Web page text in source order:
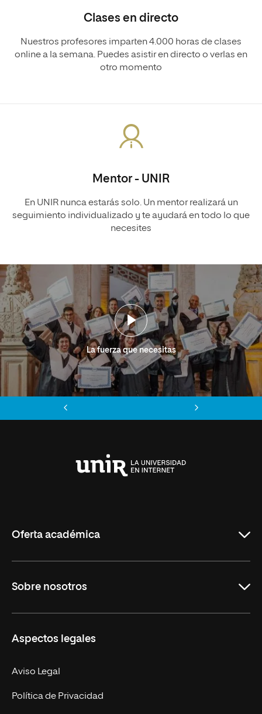
Clases en directo
Nuestros profesores imparten 4.000 horas de clases
online a la semana. Puedes asistir en directo o verlas en
otro momento
Mentor - UNIR
En UNIR nunca estarás solo. Un mentor realizará un
seguimiento individualizado y te ayudará en todo lo que
necesites
La fuerza que necesitas
Oferta académica
Másteres Oficiales
Doctorados
Experto Universitario
Postgrados
Sobre nosotros
Facultades
Nuestro Equipo
Trabaja en UNIR
Aspectos legales
Aviso Legal
Política de Privacidad